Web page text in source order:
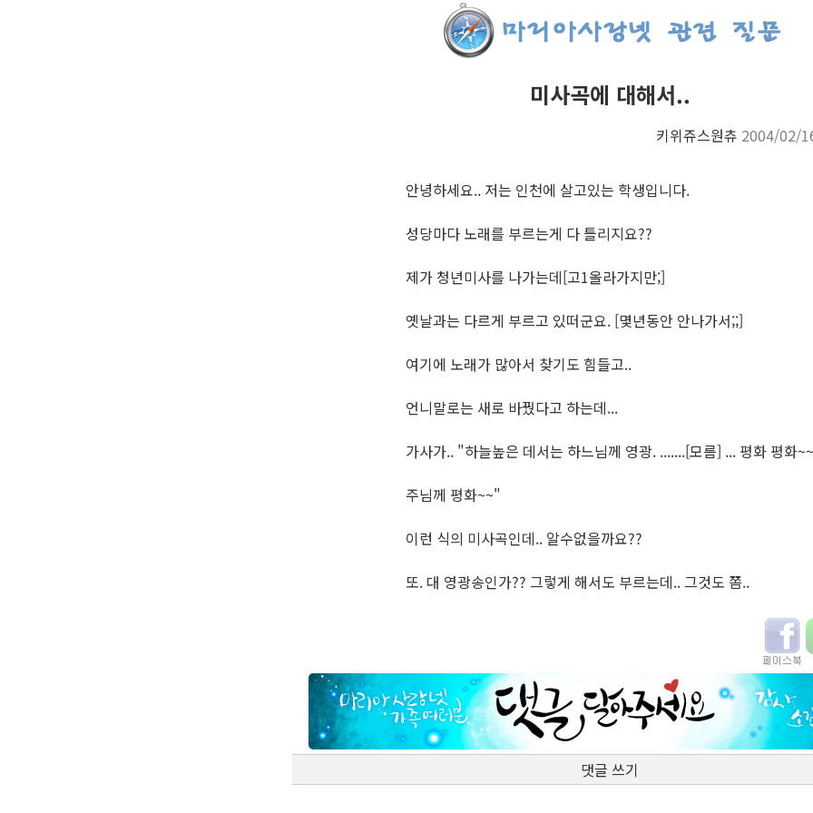
미사곡에 대해서..
키위쥬스원츄 2004/02/
안녕하세요.. 저는 인천에 살고있는 학생입니다.
성당마다 노래를 부르는게 다 틀리지요??
제가 청년미사를 나가는데[고1올라가지만;]
옛날과는 다르게 부르고 있떠군요. [몇년동안 안나가서;;]
여기에 노래가 많아서 찾기도 힘들고..
언니말로는 새로 바꿨다고 하는데...
가사가.. "하늘높은 데서는 하느님께 영광. .......[모름] ... 평화 평화~~
주님께 평화~~"
이런 식의 미사곡인데.. 알수없을까요??
또. 대 영광송인가?? 그렇게 해서도 부르는데.. 그것도 쫌..
댓글 쓰기